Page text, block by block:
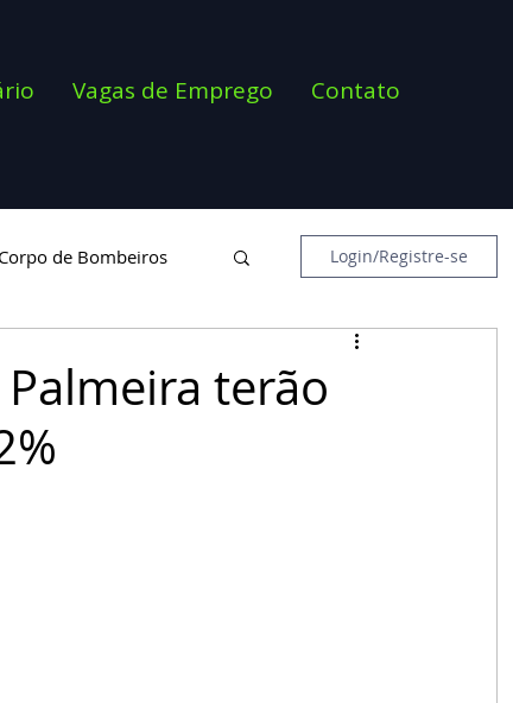
Vagas de Emprego Contato
Corpo de Bombeiros Login/Registre-se
terão